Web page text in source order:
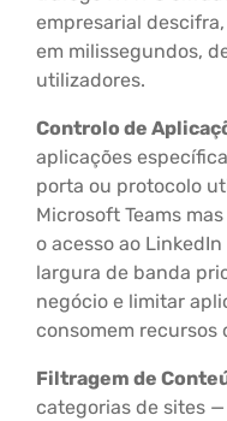
empresarial
em milissegundos,
utilizadores.
Controlo de
aplicações
porta ou protocolo
Microsoft Teams
o acesso ao
largura de banda
negócio e limitar
consomem recursos
Filtragem de
categorias de sites